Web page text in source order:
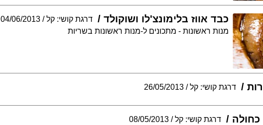
כבד אווז בלימונצ'לו ושוקולד דרגת קושי: קל
04/06/2013
מנות ראשונות - מתכונים ל-מנות ראשונות בשריות
דרגת קושי: קל
26/05/2013
דרגת קושי: קל
08/05/2013